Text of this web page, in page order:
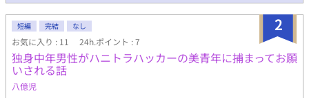
2
短編 完結 なし
お気に入り : 11 24h.ポイント : 7
独身中年男性がハニトラハッカーの美青年に捕まってお願
いされる話
八億児